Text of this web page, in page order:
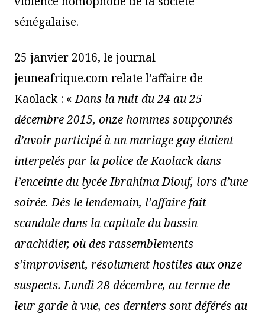
sénégalaise.
25 janvier 2016, le journal
jeuneafrique.com relate l’affaire de
Kaolack : «Dans la nuit du 24 au 25
décembre 2015, onze hommes soupçonnés
d’avoir participé à un mariage gay étaient
interpelés par la police de Kaolack dans
l’enceinte du lycée Ibrahima Diouf, lors d’une
soirée. Dès le lendemain, l’affaire fait
scandale dans la capitale du bassin
arachidier, où des rassemblements
s’improvisent, résolument hostiles aux onze
suspects. Lundi 28 décembre, au terme de
leur garde à vue, ces derniers sont déférés au